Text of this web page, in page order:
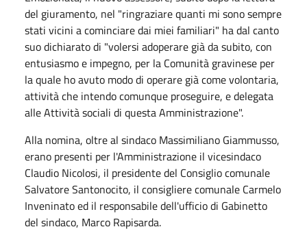
del giuramento, nel "ringraziare quanti mi sono sempre
stati vicini a cominciare dai miei familiari" ha dal canto
suo dichiarato di "volersi adoperare già da subito, con
entusiasmo e impegno, per la Comunità gravinese per
la quale ho avuto modo di operare già come volontaria,
attività che intendo comunque proseguire, e delegata
alle Attività sociali di questa Amministrazione".
Alla nomina, oltre al sindaco Massimiliano Giammusso,
erano presenti per l'Amministrazione il vicesindaco
Claudio Nicolosi, il presidente del Consiglio comunale
Salvatore Santonocito, il consigliere comunale Carmelo
Inveninato ed il responsabile dell'ufficio di Gabinetto
del sindaco, Marco Rapisarda.